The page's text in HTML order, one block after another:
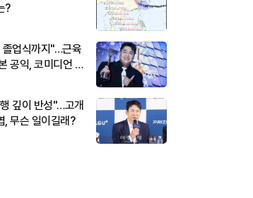
?
졸업식까지"…근육
공익, 코미디언 김
깊이 반성"…고개
, 무슨 일이길래?